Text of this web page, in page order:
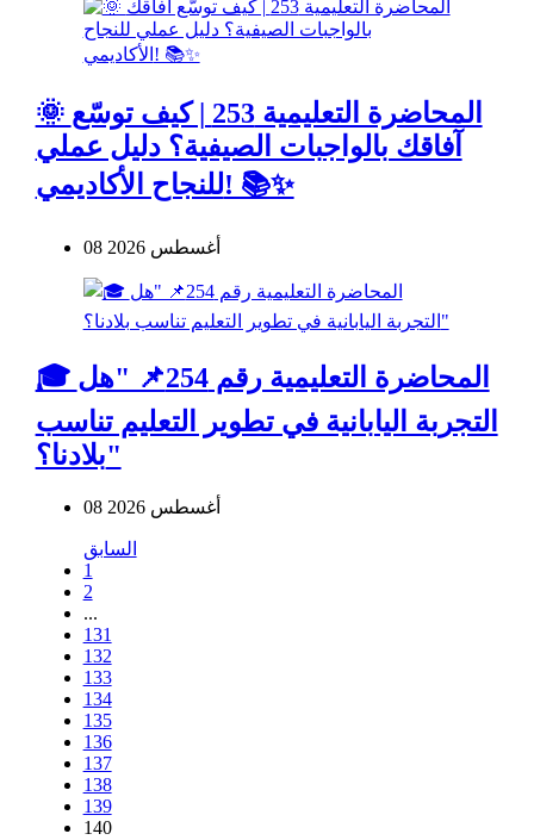
🌞 المحاضرة التعليمية 253 | كيف توسّع
آفاقك بالواجبات الصيفية؟ دليل عملي
للنجاح الأكاديمي! 📚✨
08 أغسطس 2026
🎓 المحاضرة التعليمية رقم 254📌 "هل
التجربة اليابانية في تطوير التعليم تناسب
بلادنا؟"
08 أغسطس 2026
السابق
1
2
...
131
132
133
134
135
136
137
138
139
140